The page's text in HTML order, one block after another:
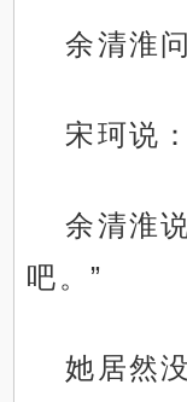
余清淮
宋珂说
余清淮
吧。”
她居然